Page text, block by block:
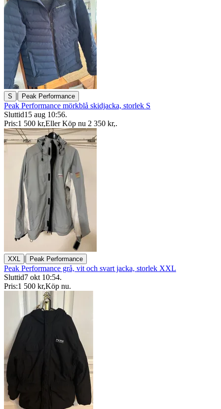
S | Peak Performance
Peak Performance mörkblå skidjacka, storlek S
Sluttid15 aug 10:56.
Pris:1 500 kr,Eller Köp nu 2 350 kr,.
XXL | Peak Performance
Peak Performance grå, vit och svart jacka, storlek XXL
Sluttid7 okt 10:54.
Pris:1 500 kr,Köp nu.